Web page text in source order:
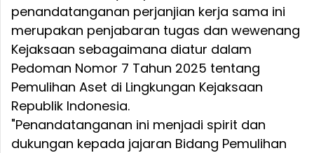
penandatanganan perjanjian kerja sama ini
merupakan penjabaran tugas dan wewenang
Kejaksaan sebagaimana diatur dalam
Pedoman Nomor 7 Tahun 2025 tentang
Pemulihan Aset di Lingkungan Kejaksaan
Republik Indonesia.
"Penandatanganan ini menjadi spirit dan
dukungan kepada jajaran Bidang Pemulihan